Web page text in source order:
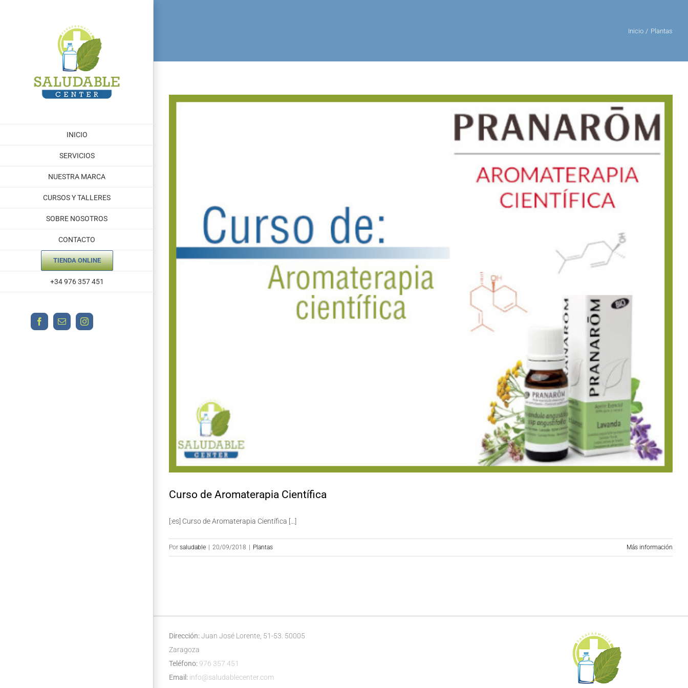
INICIO
SERVICIOS
NUESTRA MARCA
CURSOS Y TALLERES
SOBRE NOSOTROS
CONTACTO
TIENDA ONLINE
+34 976 357 451
FacebookCorreo
electrónico
Instagram
Inicio Plantas
Curso de Aromaterapia Científica
[:es] Curso de Aromaterapia Científica [...]
Por saludable 20/09/2018 Plantas Más información
Dirección:Juan José Lorente, 51-53. 50005
Zaragoza
Teléfono: 976 357 451
Email: info@saludablecenter.com